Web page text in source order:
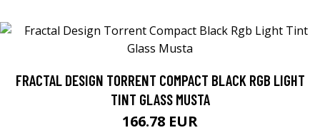
FRACTAL DESIGN TORRENT COMPACT BLACK RGB LIGHT
TINT GLASS MUSTA
166.78 EUR